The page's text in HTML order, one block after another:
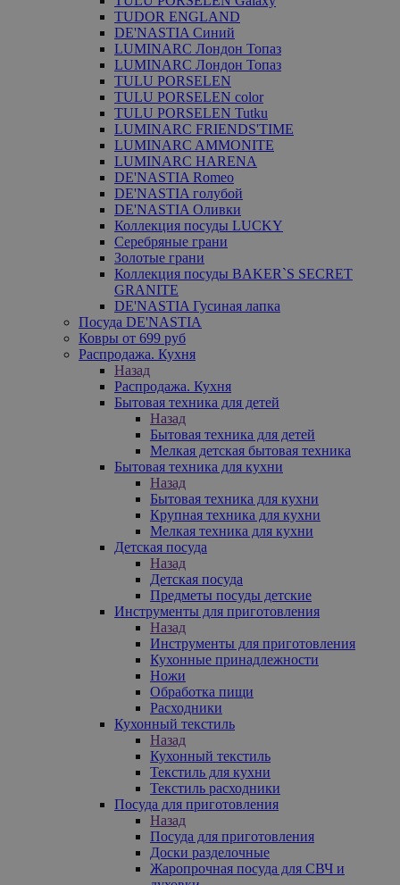
TUDOR ENGLAND
DE'NASTIA Синий
LUMINARC Лондон Топаз
LUMINARC Лондон Топаз
TULU PORSELEN
TULU PORSELEN color
TULU PORSELEN Tutku
LUMINARC FRIENDS'TIME
LUMINARC AMMONITE
LUMINARC HARENA
DE'NASTIA Romeo
DE'NASTIA голубой
DE'NASTIA Оливки
Коллекция посуды LUCKY
Серебряные грани
Золотые грани
Коллекция посуды BAKER`S SECRET
GRANITE
DE'NASTIA Гусиная лапка
Посуда DE'NASTIA
Ковры от 699 руб
Распродажа. Кухня
Назад
Распродажа. Кухня
Бытовая техника для детей
Назад
Бытовая техника для детей
Мелкая детская бытовая техника
Бытовая техника для кухни
Назад
Бытовая техника для кухни
Крупная техника для кухни
Мелкая техника для кухни
Детская посуда
Назад
Детская посуда
Предметы посуды детские
Инструменты для приготовления
Назад
Инструменты для приготовления
Кухонные принадлежности
Ножи
Обработка пищи
Расходники
Кухонный текстиль
Назад
Кухонный текстиль
Текстиль для кухни
Текстиль расходники
Посуда для приготовления
Назад
Посуда для приготовления
Доски разделочные
Жаропрочная посуда для СВЧ и